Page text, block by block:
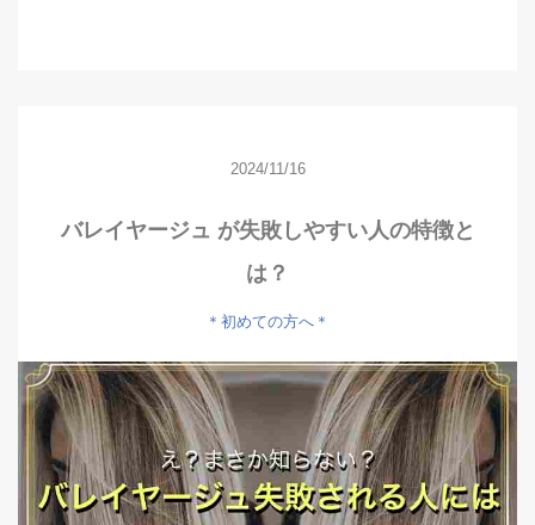
2024/11/16
バレイヤージュ が失敗しやすい人の特徴と
は？
＊初めての方へ＊